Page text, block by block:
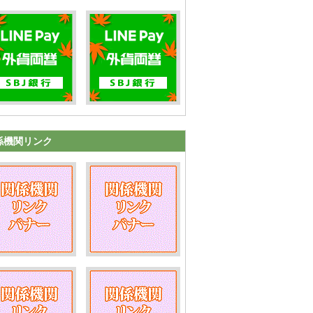
機関リンク